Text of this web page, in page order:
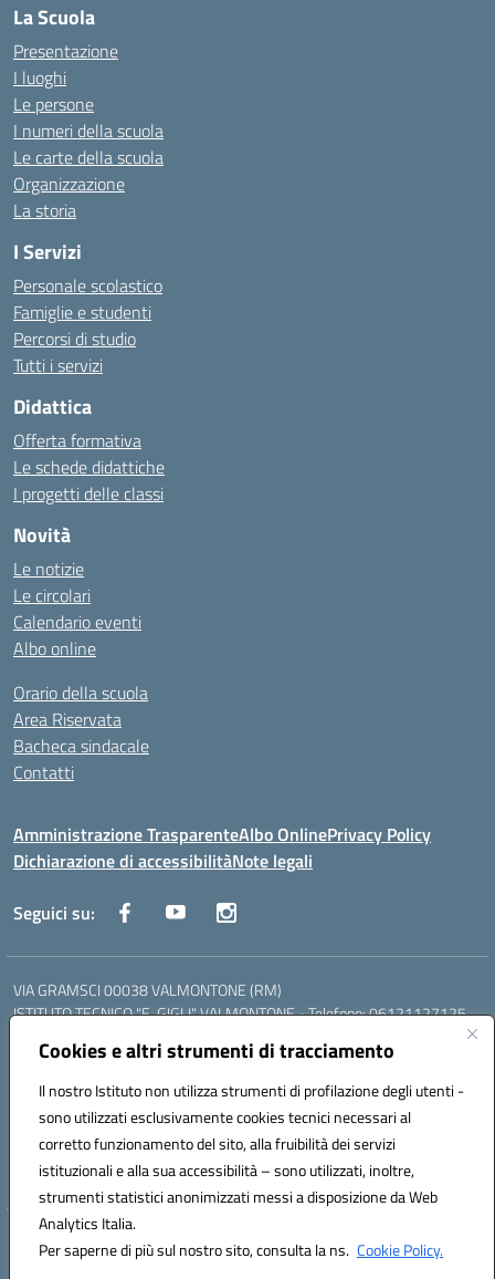
Cookies e altri strumenti di tracciamento
Il nostro Istituto non utilizza strumenti di profilazione degli utenti -
sono utilizzati esclusivamente cookies tecnici necessari al
corretto funzionamento del sito, alla fruibilità dei servizi
istituzionali e alla sua accessibilità – sono utilizzati, inoltre,
strumenti statistici anonimizzati messi a disposizione da Web
Analytics Italia.
Per saperne di più sul nostro sito, consulta la ns. Cookie Policy.
La Scuola
Presentazione
I luoghi
Le persone
I numeri della scuola
Le carte della scuola
Organizzazione
La storia
I Servizi
Personale scolastico
Famiglie e studenti
Percorsi di studio
Tutti i servizi
Didattica
Offerta formativa
Le schede didattiche
I progetti delle classi
Novità
Le notizie
Le circolari
Calendario eventi
Albo online
Orario della scuola
Area Riservata
Bacheca sindacale
Contatti
Amministrazione TrasparenteAlbo OnlinePrivacy Policy
Dichiarazione di accessibilitàNote legali
Seguici su:
VIA GRAMSCI 00038 VALMONTONE (RM)
ISTITUTO TECNICO "E. GIGLI" VALMONTONE - Telefono: 06121127125
06121126825
LICEO DELLE SCIENZE UMANE "P.L. NERVI" SEGNI - Telefono:
Mail: RMIS099002@istruzione.it - PEC: RMIS099002@pec.istruzione.it
Codice meccanografico: RMIS099002
Codice fiscale: 95036960581
Hosting & Powered by 3D Solution S.r.l.
Concept & Design by Designers Italia